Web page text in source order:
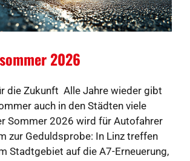
2026
die Zukunft Alle Jahre wieder gibt
auch in den Städten viele
Sommer 2026 wird für Autofahrer
zur Geduldsprobe: In Linz treffen
Stadtgebiet auf die A7-Erneuerung,